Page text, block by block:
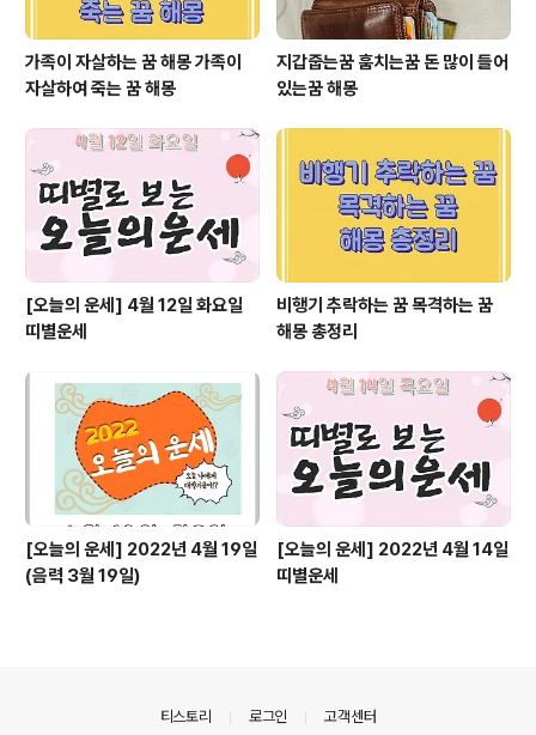
가족이 자살하는 꿈 해몽 가족이
자살하여 죽는 꿈 해몽
지갑줍는꿈 훔치는꿈 돈 많이 들어
있는꿈 해몽
[오늘의 운세] 4월 12일 화요일
띠별운세
비행기 추락하는 꿈 목격하는 꿈
해몽 총정리
[오늘의 운세] 2022년 4월 19일
(음력 3월 19일)
[오늘의 운세] 2022년 4월 14일
띠별운세
티스토리 로그인 고객센터